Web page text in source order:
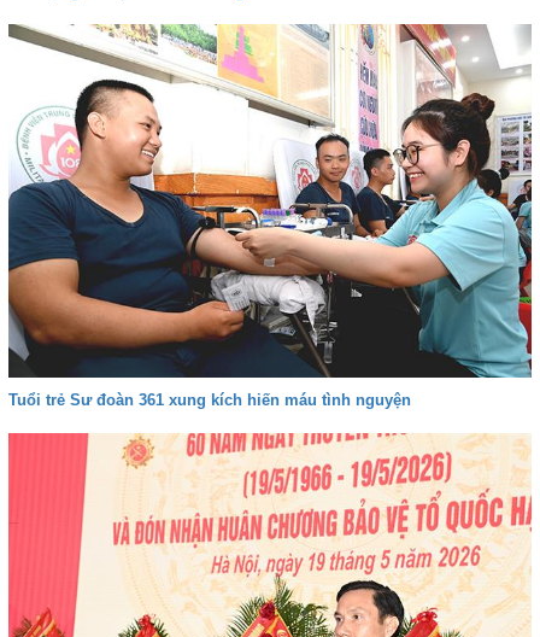
Tuổi trẻ Sư đoàn 361 xung kích hiến máu tình nguyện